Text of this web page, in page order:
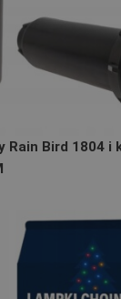
Bird 1804 i